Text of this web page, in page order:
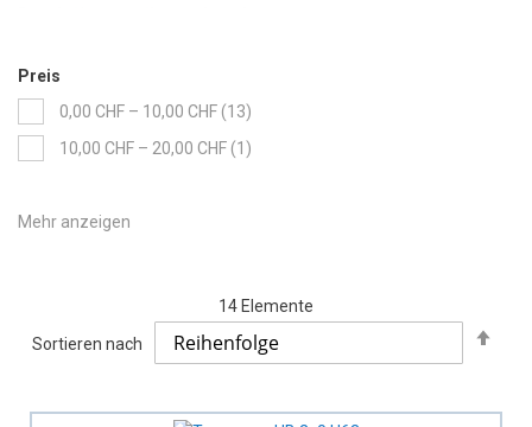
14 Elemente
Sortieren nach
Preis
0,00 CHF – 10,00 CHF 13Artikel
10,00 CHF – 20,00 CHF 1 Artikel